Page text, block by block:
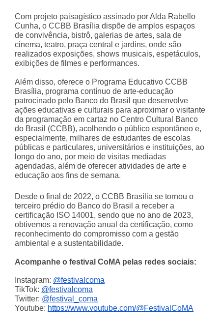
Com projeto paisagístico assinado por Alda Rabello
Cunha, o CCBB Brasília dispõe de amplos espaços
de convivência, bistrô, galerias de artes, sala de
cinema, teatro, praça central e jardins, onde são
realizados exposições, shows musicais, espetáculos,
exibições de filmes e performances.
Além disso, oferece o Programa Educativo CCBB
Brasília, programa contínuo de arte-educação
patrocinado pelo Banco do Brasil que desenvolve
ações educativas e culturais para aproximar o visitante
da programação em cartaz no Centro Cultural Banco
do Brasil (CCBB), acolhendo o público espontâneo e,
especialmente, milhares de estudantes de escolas
públicas e particulares, universitários e instituições, ao
longo do ano, por meio de visitas mediadas
agendadas, além de oferecer atividades de arte e
educação aos fins de semana.
Desde o final de 2022, o CCBB Brasília se tornou o
terceiro prédio do Banco do Brasil a receber a
certificação ISO 14001, sendo que no ano de 2023,
obtivemos a renovação anual da certificação, como
reconhecimento do compromisso com a gestão
ambiental e a sustentabilidade.
Acompanhe o festival CoMA pelas redes sociais:
Instagram: @festivalcoma
TikTok: @festivalcoma
Twitter: @festival_coma
Youtube: https://www.youtube.com/@FestivalCoMA